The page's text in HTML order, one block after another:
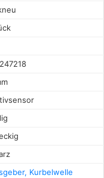
Kurbelwelle